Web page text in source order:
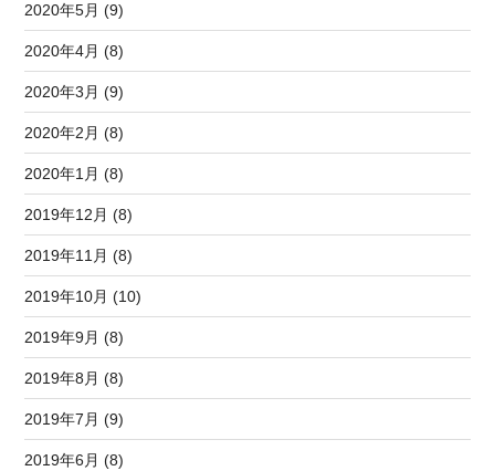
2020年5月 (9)
2020年4月 (8)
2020年3月 (9)
2020年2月 (8)
2020年1月 (8)
2019年12月 (8)
2019年11月 (8)
2019年10月 (10)
2019年9月 (8)
2019年8月 (8)
2019年7月 (9)
2019年6月 (8)